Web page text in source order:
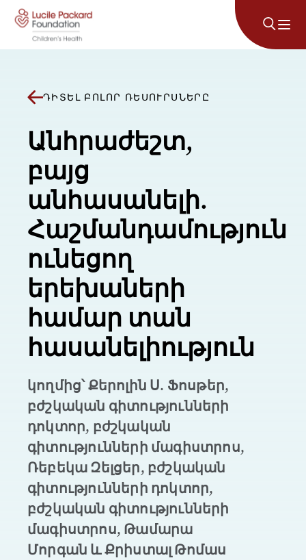
Անցնել բովանդակությանը
ԴԻՏԵԼ ԲՈԼՈՐ ՌԵՍՈՒՐՍՆԵՐԸ
Անհրաժեշտ,
բայց
անհասանելի.
Հաշմանդամություն
ունեցող
երեխաների
համար տան
հասանելիություն
կողմից՝ Քերոլին Ս. Ֆոսթեր,
բժշկական գիտությունների
դոկտոր, բժշկական
գիտությունների մագիստրոս,
Ռեբեկա Զելցեր, բժշկական
գիտությունների դոկտոր,
բժշկական գիտությունների
մագիստրոս, Թամարա
Մորգան և Քրիստալ Թոմաս